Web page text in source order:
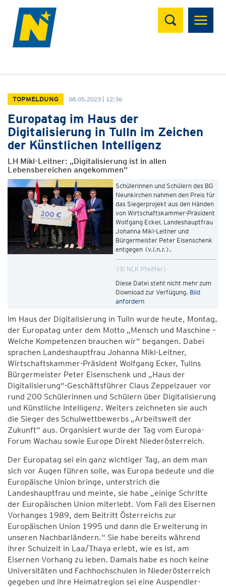
Suchen
TOPMELDUNG 08.05.2023 | 12:36
Europatag im Haus der
Digitalisierung in Tulln im Zeichen
der Künstlichen Intelligenz
LH Mikl-Leitner: „Digitalisierung ist in allen
Lebensbereichen angekommen“
Schülerinnen und Schülern des BG
Neunkirchen nahmen den Preis für
das Siegerprojekt aus den Händen
von Wirtschaftskammer-Präsident
Wolfgang Ecker, Landeshauptfrau
Johanna Mikl-Leitner und
Bürgermeister Peter Eisenschenk
entgegen (v.l.n.r.).
© NLK Pfeiffer
Diese Datei steht nicht mehr zum
Download zur Verfügung. Bild
anfordern
Im Haus der Digitalisierung in Tulln wurde heute, Montag,
der Europatag unter dem Motto „Mensch und Maschine –
Welche Kompetenzen brauchen wir“ begangen. Dabei
sprachen Landeshauptfrau Johanna Mikl-Leitner,
Wirtschaftskammer-Präsident Wolfgang Ecker, Tullns
Bürgermeister Peter Eisenschenk und „Haus der
Digitalisierung“-Geschäftsführer Claus Zeppelzauer vor
rund 200 Schülerinnen und Schülern über Digitalisierung
und Künstliche Intelligenz. Weiters zeichneten sie auch
die Sieger des Schulwettbewerbs „Arbeitswelt der
Zukunft“ aus. Organisiert wurde der Tag vom Europa-
Forum Wachau sowie Europe Direkt Niederösterreich.
Der Europatag sei ein ganz wichtiger Tag, an dem man
sich vor Augen führen solle, was Europa bedeute und die
Europäische Union bringe, unterstrich die
Landeshauptfrau und meinte, sie habe „einige Schritte
der Europäischen Union miterlebt. Vom Fall des Eisernen
Vorhanges 1989, dem Beitritt Österreichs zur
Europäischen Union 1995 und dann die Erweiterung in
unseren Nachbarländern.“ Sie habe bereits während
ihrer Schulzeit in Laa/Thaya erlebt, wie es ist, am
Eisernen Vorhang zu leben. Damals habe es noch keine
Universitäten und Fachhochschulen in Niederösterreich
gegeben und ihre Heimatregion sei eine Auspendler-